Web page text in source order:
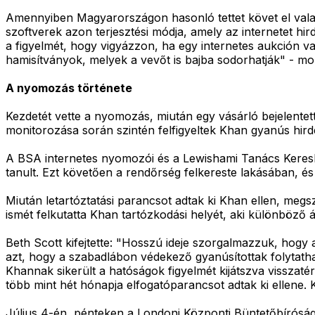
Amennyiben Magyarországon hasonló tettet követ el
szoftverek azon terjesztési módja, amely az internetet
a figyelmét, hogy vigyázzon, ha egy internetes aukción
hamisítványok, melyek a vevőt is bajba sodorhatják" -
A nyomozás története
Kezdetét vette a nyomozás, miután egy vásárló
monitorozása során szintén felfigyeltek Khan gyanús
A BSA internetes nyomozói és a Lewishami Tanács
tanult. Ezt követően a rendőrség felkereste lakásában,
Miután letartóztatási parancsot adtak ki Khan ellen,
ismét felkutatta Khan tartózkodási helyét, aki különböző
Beth Scott kifejtette: "Hosszú ideje szorgalmazzuk,
azt, hogy a szabadlábon védekező gyanúsítottak
Khannak sikerült a hatóságok figyelmét kijátszva
több mint hét hónapja elfogatóparancsot adtak ki